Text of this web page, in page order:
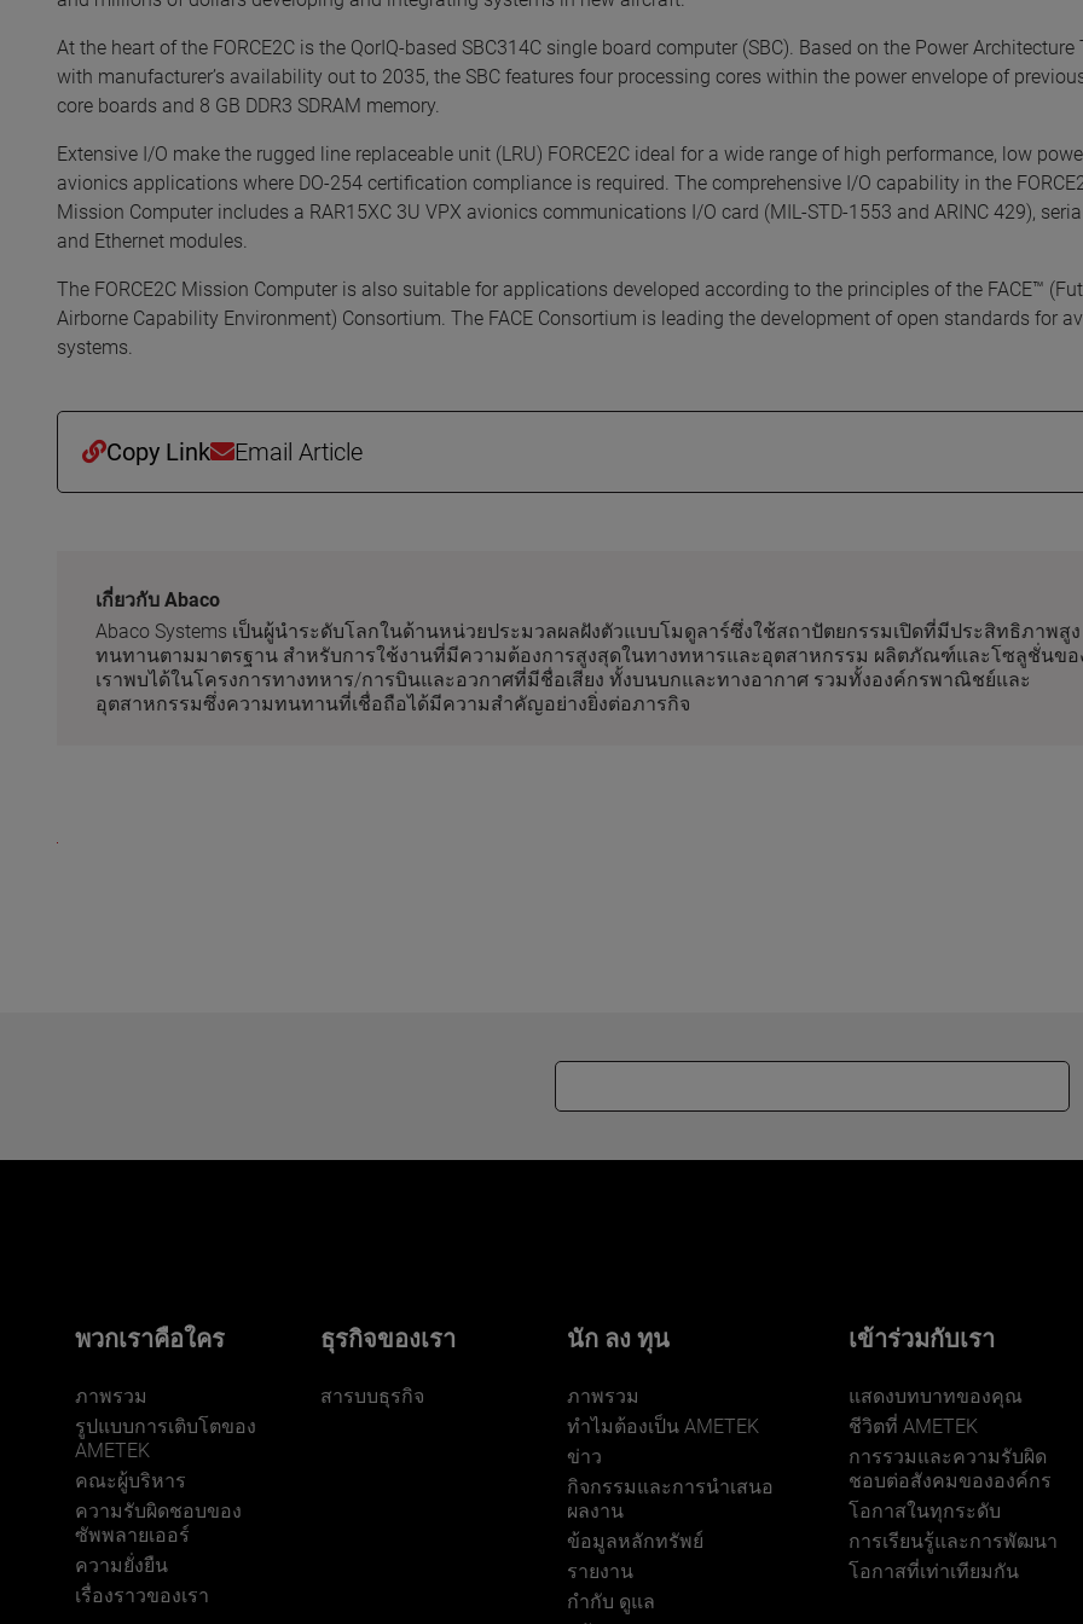
At the heart of the FORCE2C is the QorIQ-based SBC314C single board computer (SBC). Based on the Power Architecture
with manufacturer’s availability out to 2035, the SBC features four processing cores within the power envelope of
core boards and 8 GB DDR3 SDRAM memory.
Extensive I/O make the rugged line replaceable unit (LRU) FORCE2C ideal for a wide range of high performance, low
avionics applications where DO-254 certification compliance is required. The comprehensive I/O capability in the
Mission Computer includes a RAR15XC 3U VPX avionics communications I/O card (MIL-STD-1553 and ARINC 429),
and Ethernet modules.
The FORCE2C Mission Computer is also suitable for applications developed according to the principles of the FACE™
Airborne Capability Environment) Consortium. The FACE Consortium is leading the development of open standards for
systems.
Copy Link Email Article
เกี่ยวกับ Abaco
Abaco Systems เป็นผู้นำระดับโลกในด้านหน่วยประมวลผลฝังตัวแบบโมดูลาร์ซึ่งใช้สถาปัตยกรรมเปิดที่มีประสิทธิภาพสูง
ทนทานตามมาตรฐาน สำหรับการใช้งานที่มีความต้องการสูงสุดในทางทหารและอุตสาหกรรม ผลิตภัณฑ์และโซลูชั่นขอ
เราพบได้ในโครงการทางทหาร/การบินและอวกาศที่มีชื่อเสียง ทั้งบนบกและทางอากาศ รวมทั้งองค์กรพาณิชย์และ
อุตสาหกรรมซึ่งความทนทานที่เชื่อถือได้มีความสำคัญอย่างยิ่งต่อภารกิจ
พวกเราคือใคร
ภาพรวม
รูปแบบการเติบโตของ
AMETEK
คณะผู้บริหาร
ความรับผิดชอบของ
ซัพพลายเออร์
ความยั่งยืน
เรื่องราวของเรา
ธุรกิจของเรา
สารบบธุรกิจ
นัก ลง ทุน
ภาพรวม
ทําไมต้องเป็น AMETEK
ข่าว
กิจกรรมและการนําเสนอ
ผลงาน
ข้อมูลหลักทรัพย์
รายงาน
กำกับ ดูแล
เข้าร่วมกับเรา
แสดงบทบาทของคุณ
ชีวิตที่ AMETEK
การรวมและความรับผิด
ชอบต่อสังคมขององค์กร
โอกาสในทุกระดับ
การเรียนรู้และการพัฒนา
โอกาสที่เท่าเทียมกัน